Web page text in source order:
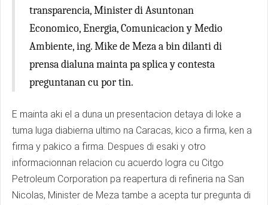
transparencia, Minister di Asuntonan
Economico, Energia, Comunicacion y Medio
Ambiente, ing. Mike de Meza a bin dilanti di
prensa dialuna mainta pa splica y contesta
preguntanan cu por tin.
E mainta aki el a duna un presentacion detaya di loke a
tuma luga diabierna ultimo na Caracas, kico a firma, ken a
firma y pakico a firma. Despues di esaki y otro
informacionnan relacion cu acuerdo logra cu Citgo
Petroleum Corporation pa reapertura di refineria na San
Nicolas, Minister de Meza tambe a acepta tur pregunta di